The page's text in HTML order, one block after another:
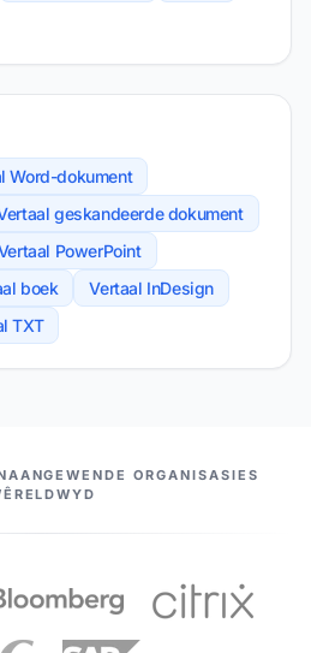
Word-dokument
geskandeerde dokument
PowerPoint
boek
Vertaal InDesign
TXT
ORGANISASIES